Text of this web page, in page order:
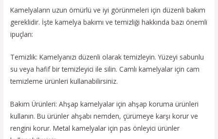
Kamelyaların uzun ömürlü ve iyi görünmeleri için düzenli bakım
gereklidir. İşte kamelya bakımı ve temizliği hakkında bazı önemli
ipuçları:
Temizlik: Kamelyanızı düzenli olarak temizleyin. Yüzeyi sabunlu
su veya hafif bir temizleyici ile silin. Camlı kamelyalar için cam
temizleme ürünleri kullanabilirsiniz.
Bakım Ürünleri: Ahşap kamelyalar için ahşap koruma ürünleri
kullanın. Bu ürünler ahşabı nemden, çürümeye karşı korur ve
rengini korur. Metal kamelyalar için pas önleyici ürünler